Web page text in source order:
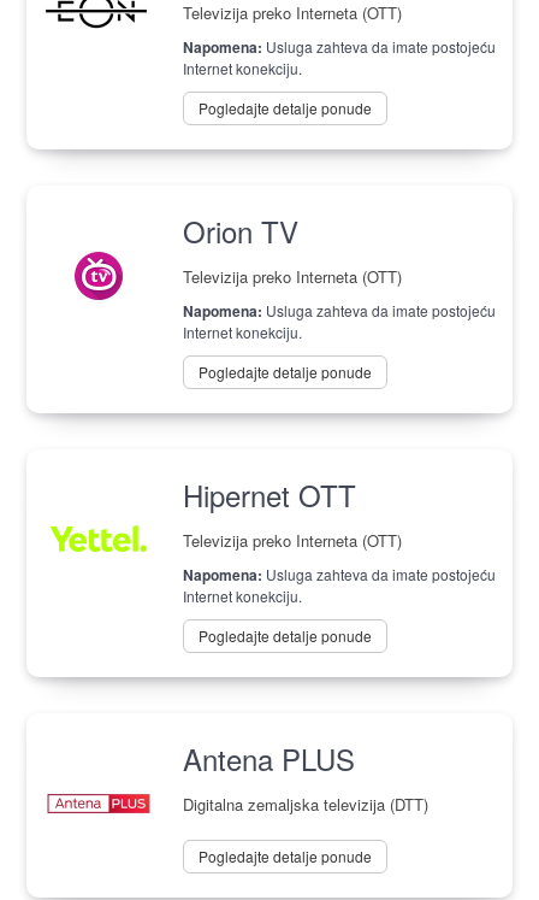
Televizija preko Interneta (OTT)
Napomena: Usluga zahteva da imate postojeću
Internet konekciju.
Pogledajte detalje ponude
Orion TV
Televizija preko Interneta (OTT)
Napomena: Usluga zahteva da imate postojeću
Internet konekciju.
Pogledajte detalje ponude
Hipernet OTT
Televizija preko Interneta (OTT)
Napomena: Usluga zahteva da imate postojeću
Internet konekciju.
Pogledajte detalje ponude
Antena PLUS
Digitalna zemaljska televizija (DTT)
Pogledajte detalje ponude